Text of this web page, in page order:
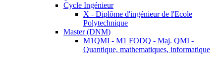
Cycle Ingénieur
X - Diplôme d'ingénieur de l'Ecole
Polytechnique
Master (DNM)
M1QMI - M1 FODQ - Maj. QMI -
Quantique, mathematiques, informatique